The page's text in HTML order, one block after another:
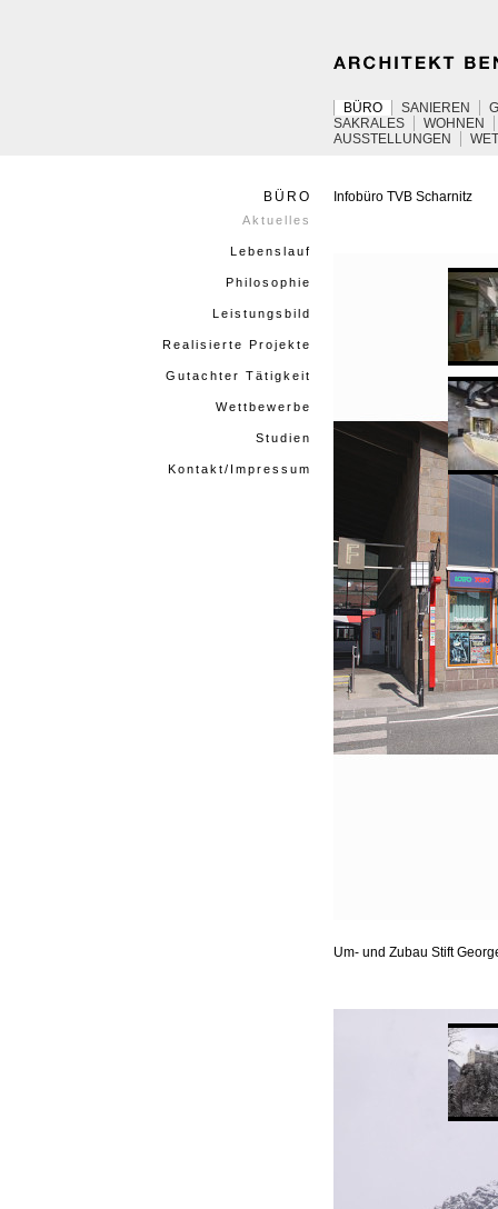
BÜRO SANIEREN
SAKRALES
WOHNEN
AUSSTELLUNGEN
BÜRO
Aktuelles
Lebenslauf
Philosophie
Leistungsbild
Realisierte Projekte
Gutachter Tätigkeit
Wettbewerbe
Studien
Kontakt/Impressum
Infobüro TVB Scharnitz
Um- und Zubau Stift